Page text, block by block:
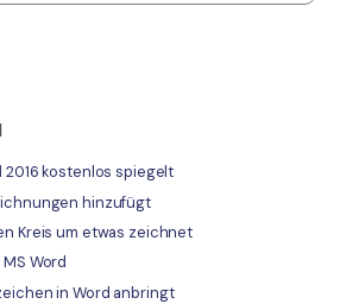
2016 kostenlos spiegelt
hinzufügt
Kreis um etwas zeichnet
Word
in Word anbringt